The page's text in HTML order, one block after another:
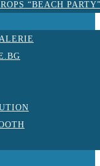
“BEACH